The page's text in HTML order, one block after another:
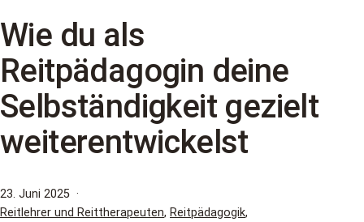
Wie du als
Reitpädagogin deine
Selbständigkeit gezielt
weiterentwickelst
Veröffentlicht
am
23. Juni 2025
Kategorisiert
Reitlehrer und Reittherapeuten, Reitpädagogik,